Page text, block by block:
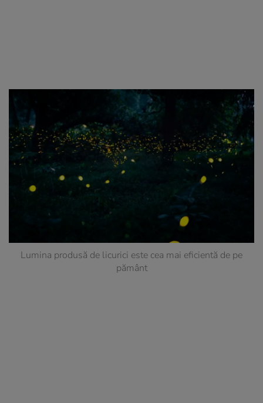
Lumina produsă de licurici este cea mai eficientă de pe
pământ